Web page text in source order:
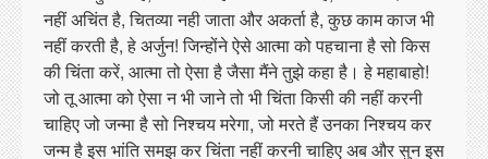
नहीं अचिंत है, चितव्या नही जाता और अकर्ता है, कुछ काम काज भी
नहीं करती है, हे अर्जुन! जिन्होंने ऐसे आत्मा को पहचाना है सो किस
की चिंता करें, आत्मा तो ऐसा है जैसा मैंने तुझे कहा है। हे महाबाहो!
जो तू आत्मा को ऐसा न भी जाने तो भी चिंता किसी की नहीं करनी
चाहिए जो जन्मा है सो निश्चय मरेगा, जो मरते हैं उनका निश्चय कर
जन्म है इस भांति समझ कर चिंता नहीं करनी चाहिए अब और सुन इस